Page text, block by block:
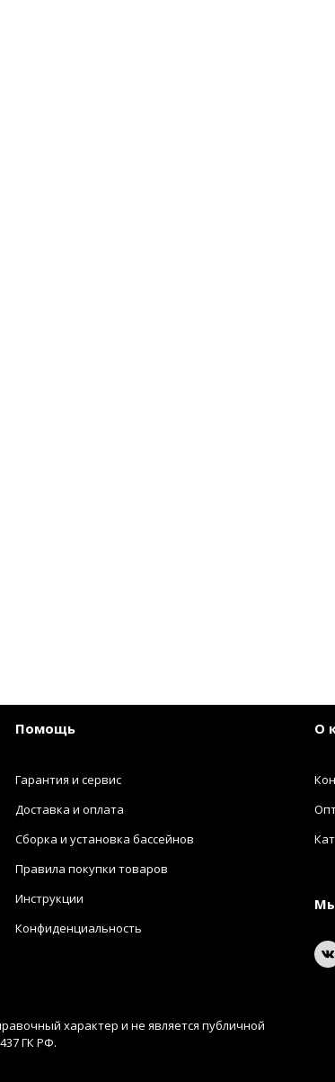
Помощь
Гарантия и сервис
Доставка и оплата
Сборка и установка бассейнов
Правила покупки товаров
Инструкции
Конфиденциальность
О
характер и не является публичной
ГК РФ.